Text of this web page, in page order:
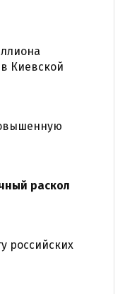
Киевской
раскол
российских